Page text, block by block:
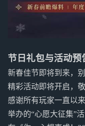
节日礼包与活动预
新春佳节即将到来，
精彩活动即将开启，敬
感谢所有玩家一直以
举办的“心愿大征集”活